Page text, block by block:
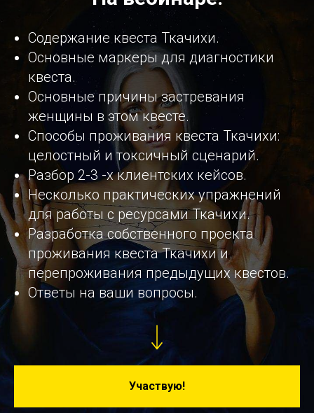
Содержание квеста Ткачихи.
Основные маркеры для диагностики
квеста.
Основные причины застревания
женщины в этом квесте.
Способы проживания квеста Ткачихи:
целостный и токсичный сценарий.
Разбор 2-3 -х клиентских кейсов.
Несколько практических упражнений
для работы с ресурсами Ткачихи.
Разработка собственного проекта
проживания квеста Ткачихи и
перепроживания предыдущих квестов.
Ответы на ваши вопросы.
Участвую!